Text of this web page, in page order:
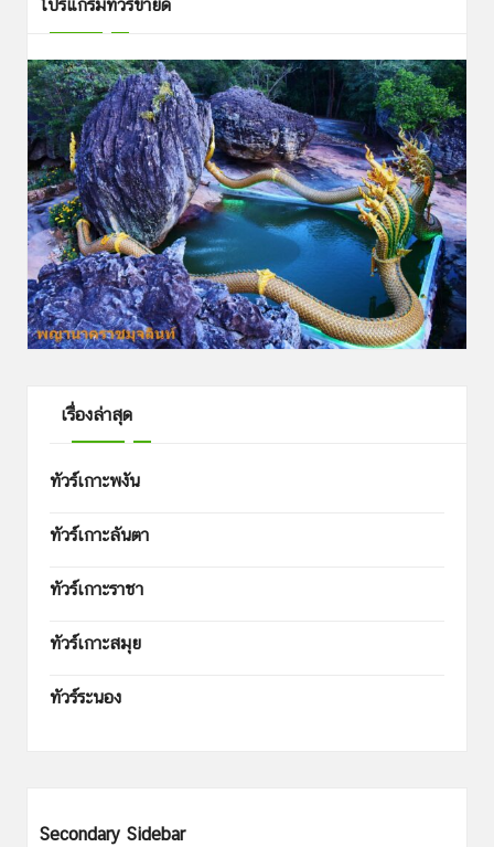
โปรแกรมทัวร์ขายดี
เรื่องล่าสุด
ทัวร์เกาะพงัน
ทัวร์เกาะลันตา
ทัวร์เกาะราชา
ทัวร์เกาะสมุย
ทัวร์ระนอง
Secondary Sidebar